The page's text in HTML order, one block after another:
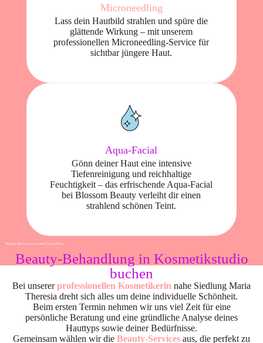
Microneedling
Lass dein Hautbild strahlen und spüre die
glättende Wirkung – mit unserem
professionellen Microneedling-Service für
sichtbar jüngere Haut.
Aqua-Facial
Gönn deiner Haut eine intensive
Tiefenreinigung und reichhaltige
Feuchtigkeit – das erfrischende Aqua-Facial
bei Blossom Beauty verleiht dir einen
strahlend schönen Teint.
Beauty-Services zu einem fairen Preis
Beauty-Behandlung in Kosmetikstudio
buchen
Bei unsererprofessionellen Kosmetikerin nahe Siedlung Maria
Theresia dreht sich alles um deine individuelle Schönheit.
Beim ersten Termin nehmen wir uns viel Zeit für eine
persönliche Beratung und eine gründliche Analyse deines
Hauttyps sowie deiner Bedürfnisse.
Gemeinsam wählen wir die Beauty-Services aus, die perfekt zu